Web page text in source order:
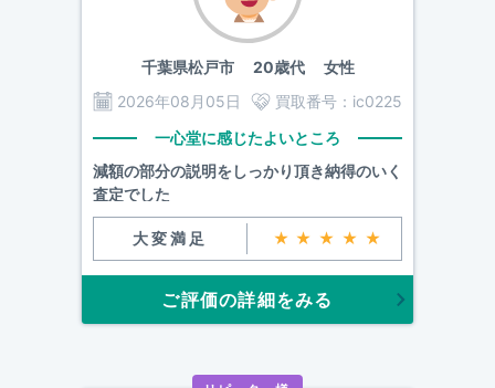
千葉県松戸市20歳代 女性
2026年08月05日
買取番号： ic0225
一心堂に感じたよいところ
減額の部分の説明をしっかり頂き納得のいく
査定でした
大変満足 ★★★★★
ご評価の詳細をみる